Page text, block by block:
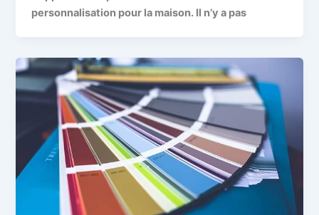
personnalisation pour la maison. Il n’y a pas